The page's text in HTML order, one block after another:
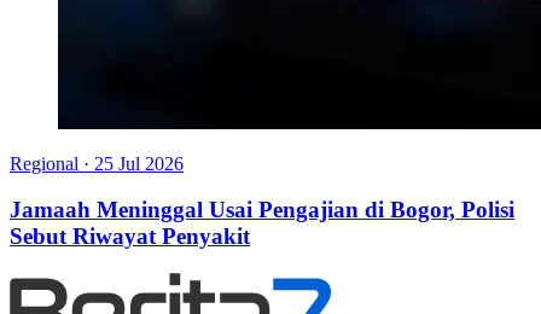
Regional · 25 Jul 2026
Jamaah Meninggal Usai Pengajian di Bogor, Polisi
Sebut Riwayat Penyakit